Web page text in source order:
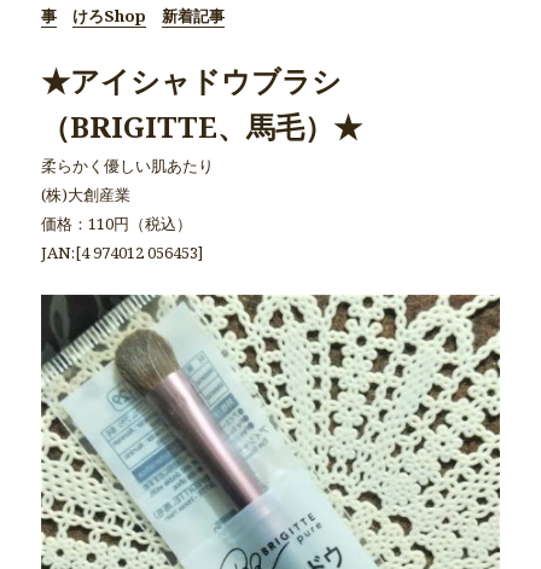
事
けろShop 新着記事
★アイシャドウブラシ
（BRIGITTE、馬毛）★
柔らかく優しい肌あたり
(株)大創産業
価格：110円（税込）
JAN:[4 974012 056453]